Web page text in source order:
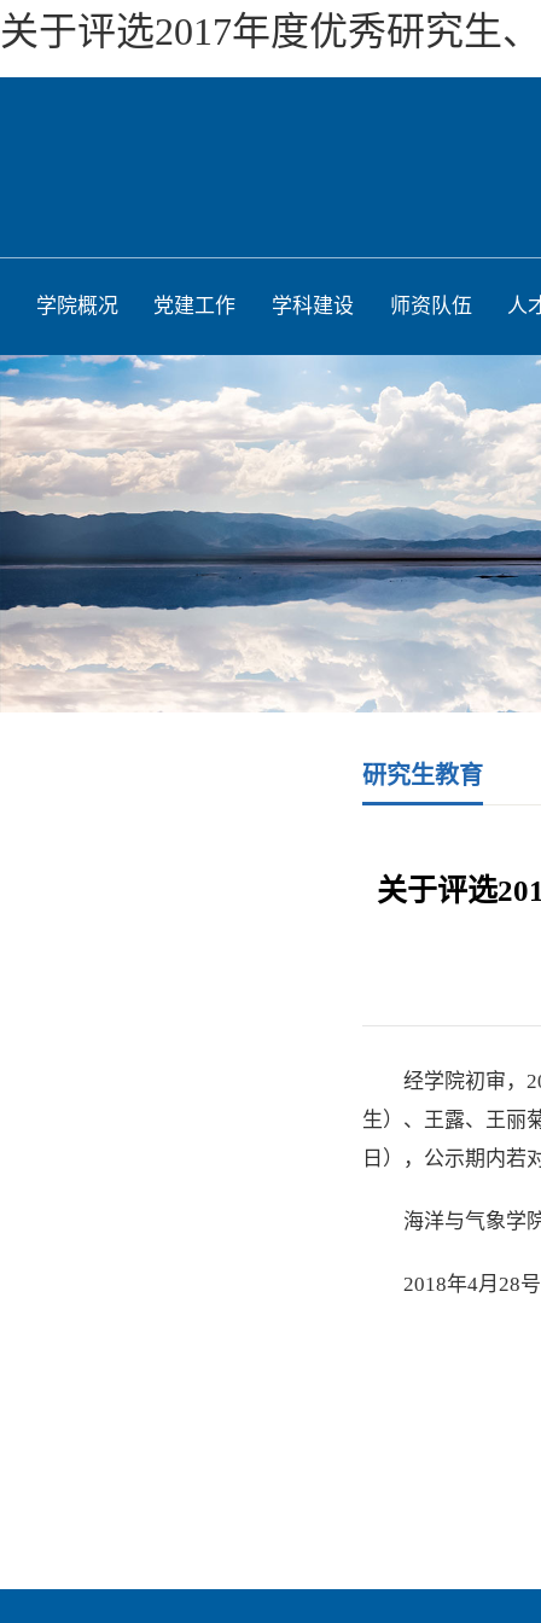
关于评选2017年度优秀研究生
学院概况 党建工作 学科建设 师资队伍 人
研究生教育
关于评选
经学院初审，
生）、王露、王丽
日），公示期内若
海洋与气象学
2018年4月28号